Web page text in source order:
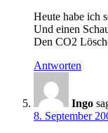
Heute habe ich
Und einen
Den CO2
Antworten
Ingo
8. September